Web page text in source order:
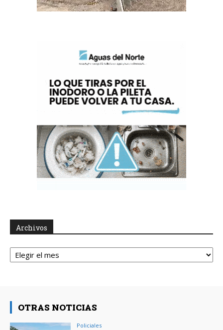
Archivos
Archivos
OTRAS NOTICIAS
Policiales